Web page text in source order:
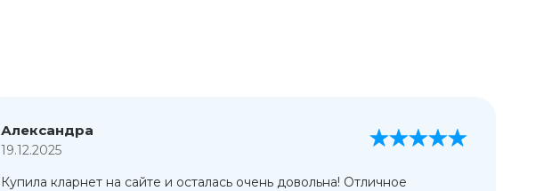
Александра
19.12.2025
Купила кларнет на сайте и осталась очень довольна! Отличное